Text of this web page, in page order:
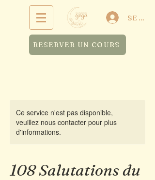
SE
RESERVER UN COURS
Ce service n'est pas disponible,
veuillez nous contacter pour plus
d'informations.
108 Salutations du